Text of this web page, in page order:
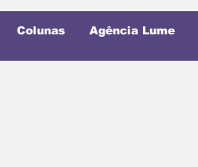
Colunas Agência Lume